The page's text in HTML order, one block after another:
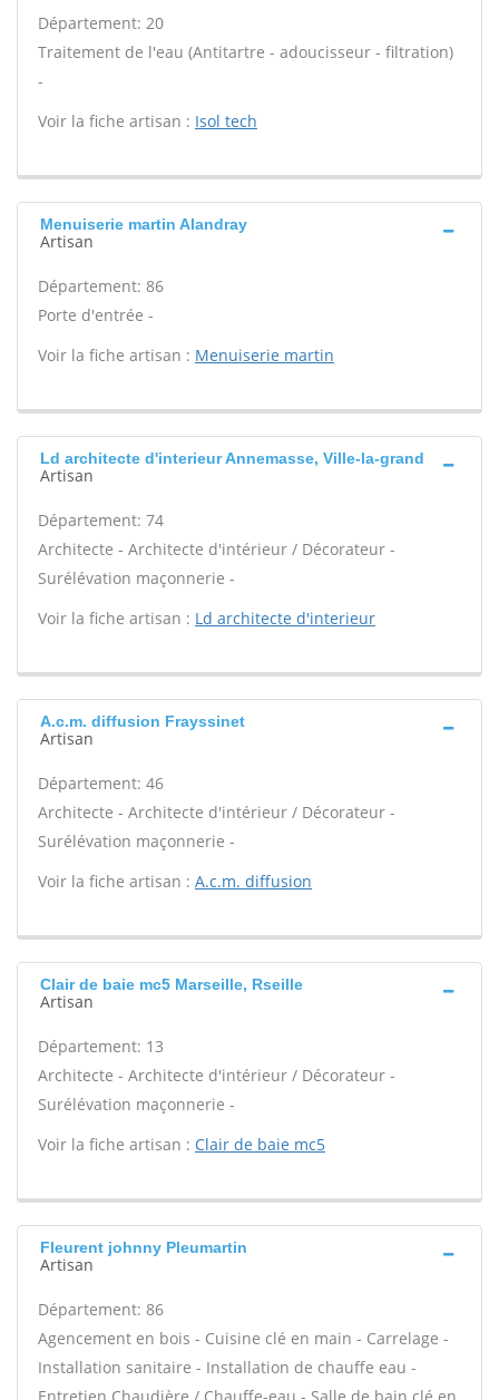
Département: 20
Traitement de l'eau (Antitartre - adoucisseur - filtration)
-
Voir la fiche artisan : Isol tech
Menuiserie martin Alandray
Artisan
Département: 86
Porte d'entrée -
Voir la fiche artisan : Menuiserie martin
Ld architecte d'interieur Annemasse, Ville-la-grand
Artisan
Département: 74
Architecte - Architecte d'intérieur / Décorateur -
Surélévation maçonnerie -
Voir la fiche artisan : Ld architecte d'interieur
A.c.m. diffusion Frayssinet
Artisan
Département: 46
Architecte - Architecte d'intérieur / Décorateur -
Surélévation maçonnerie -
Voir la fiche artisan : A.c.m. diffusion
Clair de baie mc5 Marseille, Rseille
Artisan
Département: 13
Architecte - Architecte d'intérieur / Décorateur -
Surélévation maçonnerie -
Voir la fiche artisan : Clair de baie mc5
Fleurent johnny Pleumartin
Artisan
Département: 86
Agencement en bois - Cuisine clé en main - Carrelage -
Installation sanitaire - Installation de chauffe eau -